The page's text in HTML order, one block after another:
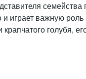
важную роль
голубя,